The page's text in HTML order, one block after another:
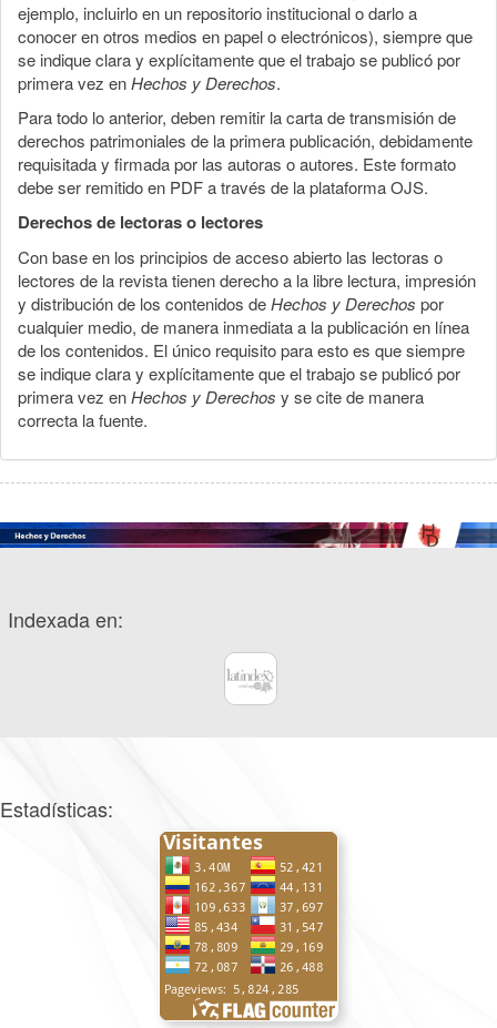
ejemplo, incluirlo en un repositorio institucional o darlo a
conocer en otros medios en papel o electrónicos), siempre que
se indique clara y explícitamente que el trabajo se publicó por
primera vez enHechos y Derechos.
Para todo lo anterior, deben remitir la carta de transmisión de
derechos patrimoniales de la primera publicación, debidamente
requisitada y firmada por las autoras o autores. Este formato
debe ser remitido en PDF a través de la plataforma OJS.
Derechos de lectoras o lectores
Con base en los principios de acceso abierto las lectoras o
lectores de la revista tienen derecho a la libre lectura, impresión
y distribución de los contenidos deHechos y Derechos por
cualquier medio, de manera inmediata a la publicación en línea
de los contenidos. El único requisito para esto es que siempre
se indique clara y explícitamente que el trabajo se publicó por
primera vez enHechos y Derechos y se cite de manera
correcta la fuente.
Indexada en:
Estadísticas: